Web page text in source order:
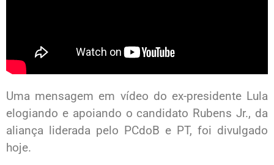
Uma mensagem em vídeo do ex-presidente Lula
elogiando e apoiando o candidato Rubens Jr., da
aliança liderada pelo PCdoB e PT, foi divulgado
hoje.